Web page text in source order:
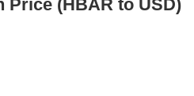
Price (HBAR to USD)